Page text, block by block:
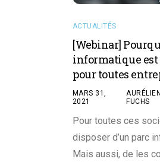
ACTUALITÉS
[Webinar]
informatique
pour toutes
MARS 31,
2021
AURÉLIEN
FUCHS
Pour toutes ces
disposer d’un parc
Mais aussi, de les